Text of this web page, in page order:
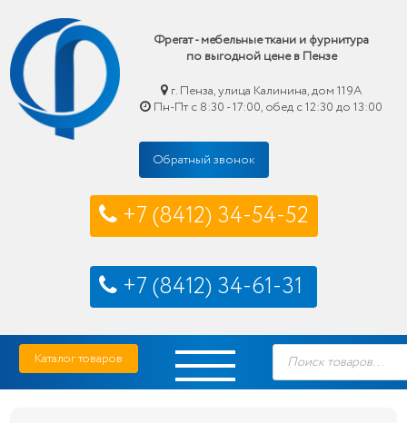
Фрегат - мебельные ткани и фурнитура
по выгодной цене в Пензе
г. Пенза, улица Калинина, дом 119А
Пн-Пт с 8:30 - 17:00, обед с 12:30 до 13:00
Обратный звонок
+7 (8412) 34-54-52
+7 (8412) 34-61-31
Skip
content
Фрегат — мебельные ткани и фурнитура купить по выгодной цене в Пензе
Каталог товаров
Поиск
товаров